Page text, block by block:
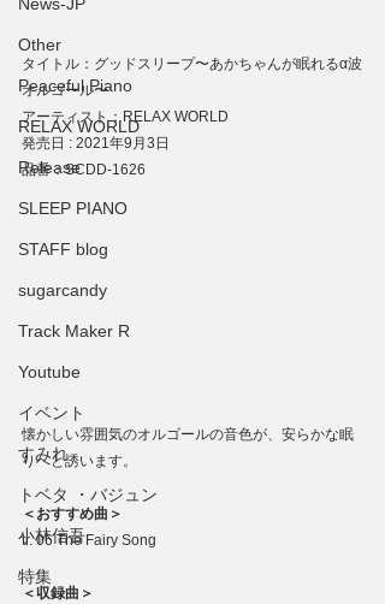
Other
Peaceful Piano
RELAX WORLD
Release
SLEEP PIANO
STAFF blog
sugarcandy
Track Maker R
Youtube
イベント
すみれ
トベタ ・バジュン
小林信吾
特集
タイトル：グッドスリープ〜あかちゃんが眠れるα波
オルゴール〜
アーティスト：RELAX WORLD
発売日 : 2021年9月3日
品番：SCDD-1626
懐かしい雰囲気のオルゴールの音色が、安らかな眠
りへと誘います。
＜おすすめ曲＞
tr. 06 The Fairy Song
＜収録曲＞